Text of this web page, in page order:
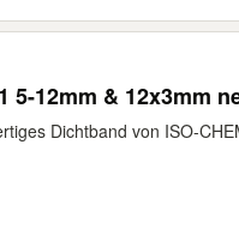
5-12mm & 12x3mm
Dichtband von ISO-